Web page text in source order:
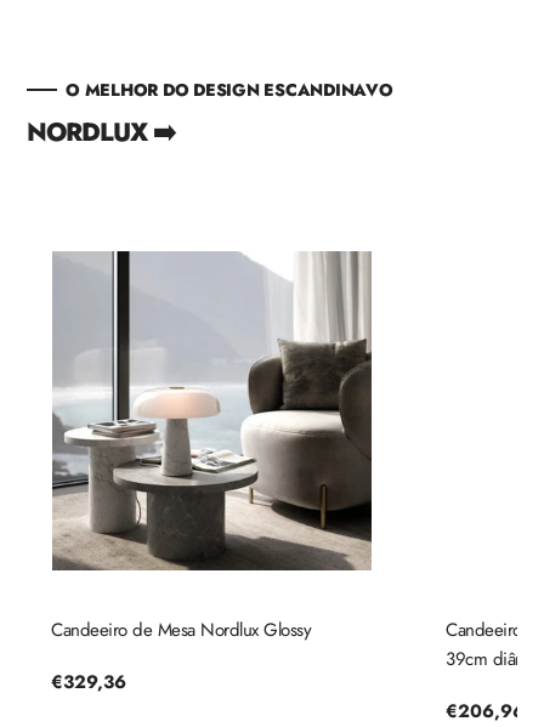
O MELHOR DO DESIGN ESCANDINAVO
NORDLUX ➡️
Candeeiro de Mesa Nordlux Glossy
Preço
€329,36
Candeeiro
39cm
Preço
€206,96